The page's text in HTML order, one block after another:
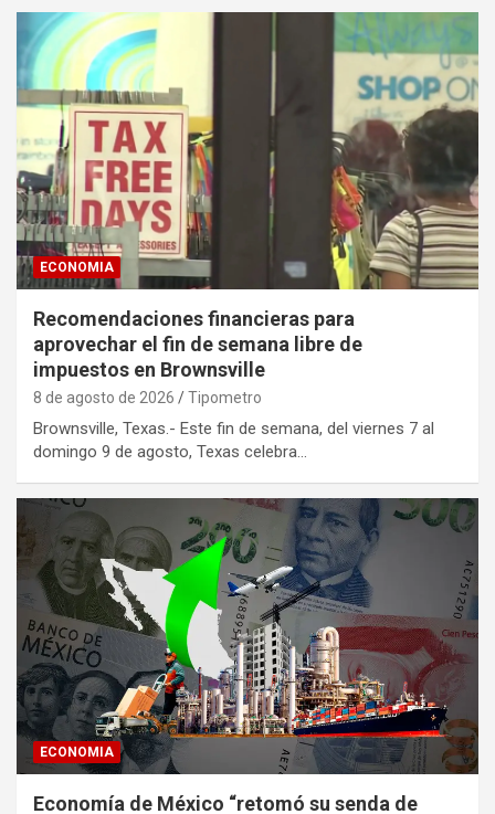
ECONOMIA
Recomendaciones financieras para
aprovechar el fin de semana libre de
impuestos en Brownsville
8 de agosto de 2026 Tipometro
Brownsville, Texas.- Este fin de semana, del viernes 7 al
domingo 9 de agosto, Texas celebra…
ECONOMIA
Economía de México “retomó su senda de